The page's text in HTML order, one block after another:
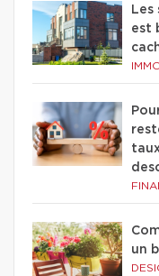
Les
est
un